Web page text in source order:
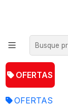
OFERTAS
OFERTAS